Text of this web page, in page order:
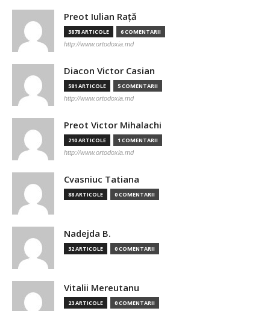
Preot Iulian Raţă
3878 ARTICOLE 6 COMENTARII
http://www.ortodoxia.md
Diacon Victor Casian
581 ARTICOLE 5 COMENTARII
http://www.ortodoxia.md
Preot Victor Mihalachi
210 ARTICOLE 1 COMENTARII
http://www.ortodoxia.md
Cvasniuc Tatiana
88 ARTICOLE 0 COMENTARII
Nadejda B.
32 ARTICOLE 0 COMENTARII
Vitalii Mereutanu
23 ARTICOLE 0 COMENTARII